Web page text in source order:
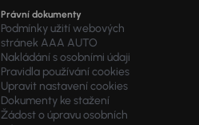
Právní dokumenty
Podmínky užití webových
stránek AAA AUTO
Nakládání s osobními údaji
Pravidla používání cookies
Upravit nastavení cookies
Dokumenty ke stažení
Žádost o úpravu osobních